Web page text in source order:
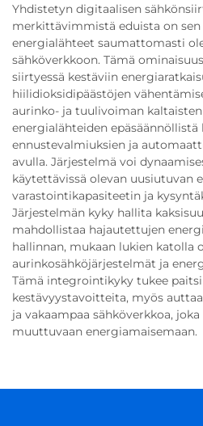
Yhdistetyn digitaalisen
merkittävimmistä eduista on
energialähteet saumattomasti
sähköverkkoon. Tämä
siirtyessä kestäviin
hiilidioksidipäästöjen
aurinko- ja tuulivoiman
energialähteiden
ennustevalmiuksien ja
avulla. Järjestelmä voi
käytettävissä olevan uusiutuvan
varastointikapasiteetin ja
Järjestelmän kyky hallita
mahdollistaa hajautettujen
hallinnan, mukaan lukien katolla
aurinkosähköjärjestelmät ja
Tämä integrointikyky tukee
kestävyystavoitteita, myös
ja vakaampaa sähköverkkoa,
muuttuvaan energiamaisemaan.